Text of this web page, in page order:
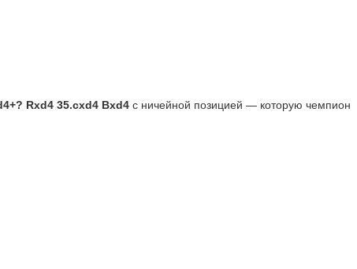
Rxd4 35.cxd4 Bxd4 c ничейной позицией — которую чемпион